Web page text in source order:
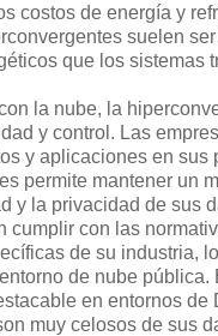
costos de energía y
suelen
que los sistemas
la nube, la
y control. Las
y aplicaciones en sus
permite mantener un
y la privacidad de sus
cumplir con las
de su industria,
de nube pública.
en entornos de
muy celosos de sus